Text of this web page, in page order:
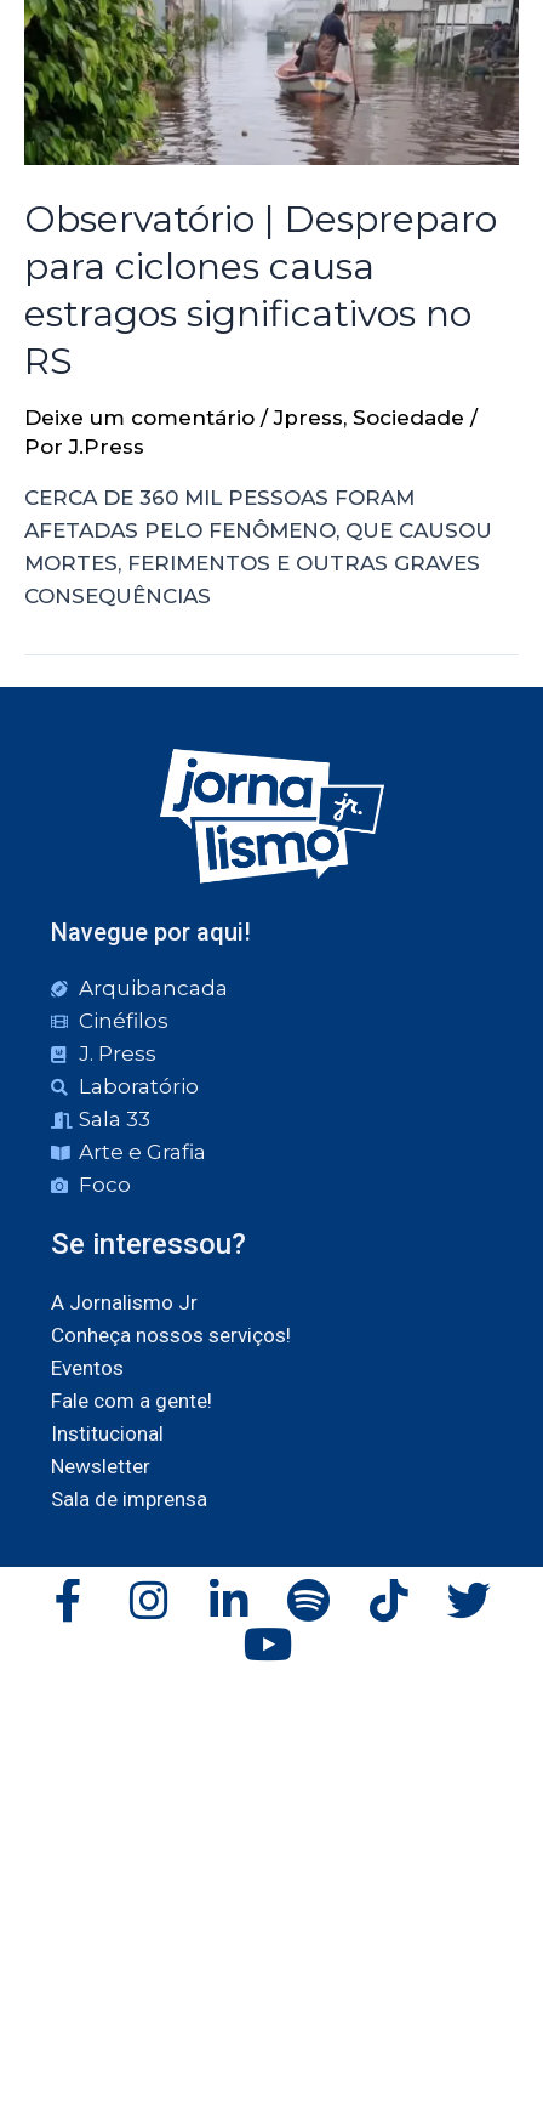
Observatório | Despreparo
para ciclones causa
estragos significativos no
RS
Deixe um comentário /Jpress, Sociedade /
PorJ.Press
CERCA DE 360 MIL PESSOAS FORAM
AFETADAS PELO FENÔMENO, QUE CAUSOU
MORTES, FERIMENTOS E OUTRAS GRAVES
CONSEQUÊNCIAS
Navegue por aqui!
Arquibancada
Cinéfilos
J. Press
Laboratório
Sala 33
Arte e Grafia
Foco
Se interessou?
A Jornalismo Jr
Conheça nossos serviços!
Eventos
Fale com a gente!
Institucional
Newsletter
Sala de imprensa